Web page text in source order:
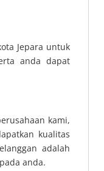
Jepara untuk
anda dapat
kami,
kualitas
adalah
anda.